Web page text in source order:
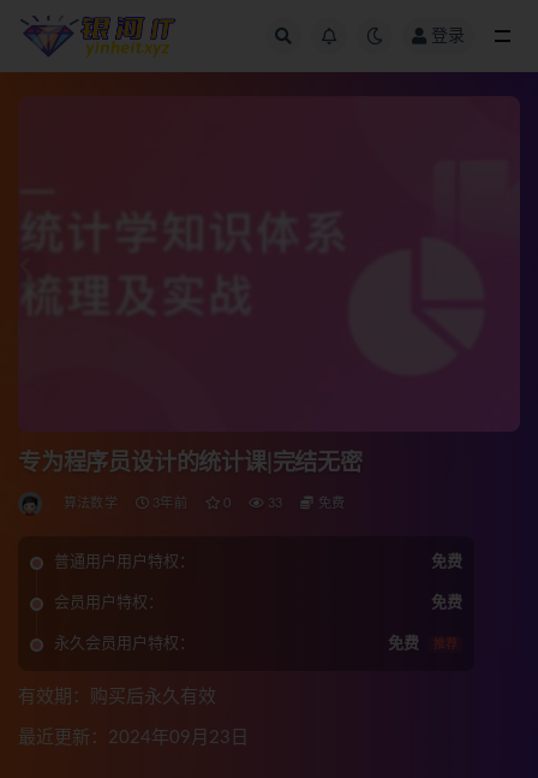
登录
专为程序员设计的统计课|完结无密
算法数学 3年前 0 33 免费
普通用户用户特权： 免费
会员用户特权： 免费
永久会员用户特权： 免费 推荐
有效期：购买后永久有效
最近更新：2024年09月23日